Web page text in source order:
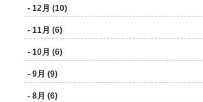
- 12月 (10)
- 11月 (6)
- 10月 (6)
- 9月 (9)
- 8月 (6)